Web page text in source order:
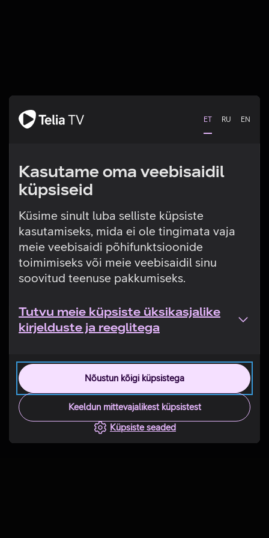
ET RU EN
Kasutame oma veebisaidil
küpsiseid
Küsime sinult luba selliste küpsiste
kasutamiseks, mida ei ole tingimata vaja
meie veebisaidi põhifunktsioonide
toimimiseks või meie veebisaidil sinu
soovitud teenuse pakkumiseks.
Tutvu meie küpsiste üksikasjalike
kirjelduste ja reeglitega
Nõustun kõigi küpsistega
Keeldun mittevajalikest küpsistest
Küpsiste seaded
Tehniline viga